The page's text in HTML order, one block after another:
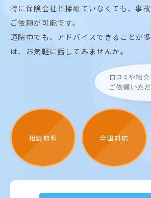
特に保険会社と揉めていなくても、事
ご依頼が可能です。
通院中でも、アドバイスできることが
は、お気軽に話してみませんか。
相談無料 全国対応